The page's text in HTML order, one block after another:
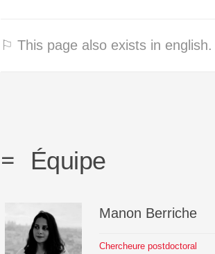
⚐ This page also exists in english.
Équipe
Manon Berriche
Chercheure postdoctoral